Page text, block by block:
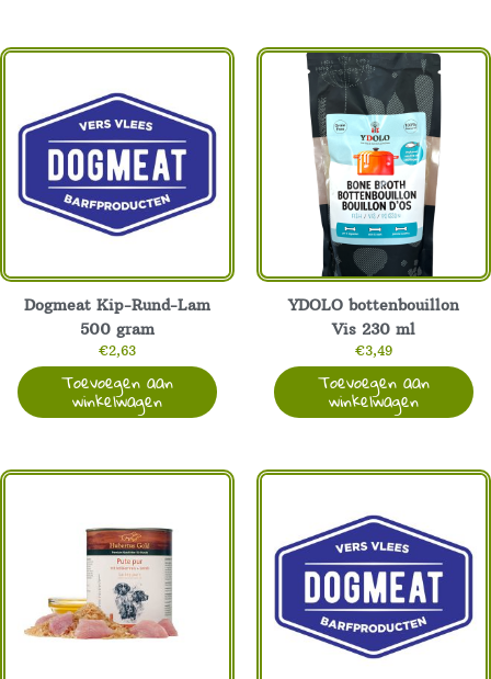
ml
Dogmeat Kip-Rund-Lam
500 gram
€2,63
Toevoegen aan
winkelwagen
YDOLO bottenbouillon
Vis 230 ml
€3,49
Toevoegen aan
winkelwagen